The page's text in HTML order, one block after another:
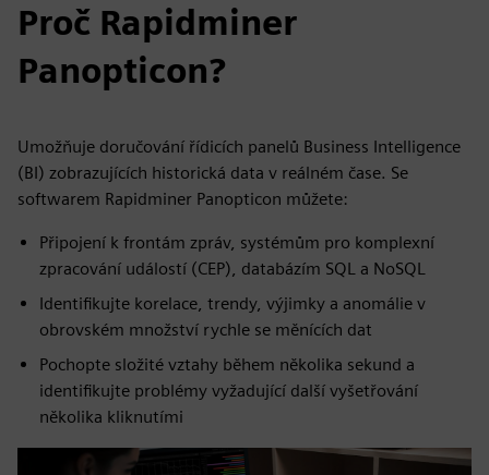
Proč Rapidminer
Panopticon?
Umožňuje doručování řídicích panelů Business Intelligence
(BI) zobrazujících historická data v reálném čase. Se
softwarem Rapidminer Panopticon můžete:
Připojení k frontám zpráv, systémům pro komplexní
zpracování událostí (CEP), databázím SQL a NoSQL
Identifikujte korelace, trendy, výjimky a anomálie v
obrovském množství rychle se měnících dat
Pochopte složité vztahy během několika sekund a
identifikujte problémy vyžadující další vyšetřování
několika kliknutími